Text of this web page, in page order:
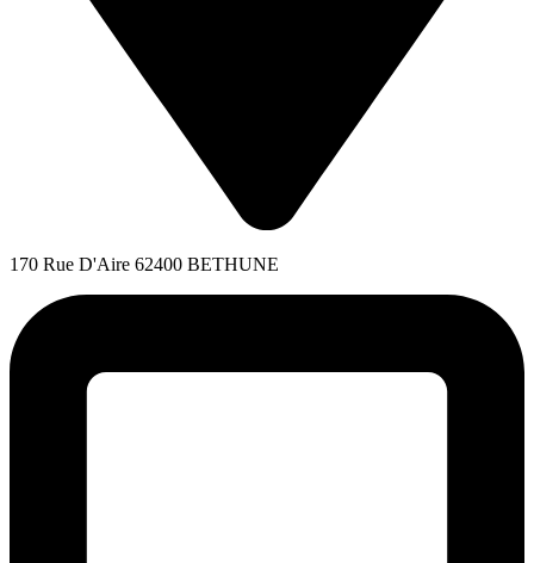
170 Rue D'Aire 62400 BETHUNE